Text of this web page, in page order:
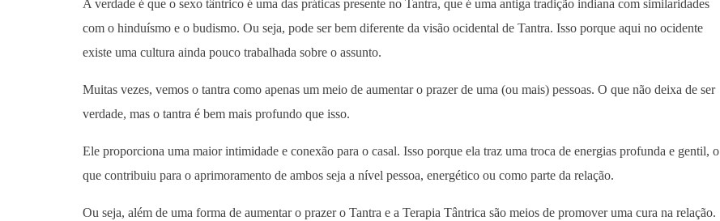
A verdade é que o sexo tântrico é uma das práticas presente no Tantra, que é uma antiga tradição indiana com similaridades
com o hinduísmo e o budismo. Ou seja, pode ser bem diferente da visão ocidental de Tantra. Isso porque aqui no ocidente
existe uma cultura ainda pouco trabalhada sobre o assunto.
Muitas vezes, vemos o tantra como apenas um meio de aumentar o prazer de uma (ou mais) pessoas. O que não deixa de ser
verdade, mas o tantra é bem mais profundo que isso.
Ele proporciona uma maior intimidade e conexão para o casal. Isso porque ela traz uma troca de energias profunda e gentil, o
que contribuiu para o aprimoramento de ambos seja a nível pessoa, energético ou como parte da relação.
Ou seja, além de uma forma de aumentar o prazer o Tantra e a Terapia Tântrica são meios de promover uma cura na relação.